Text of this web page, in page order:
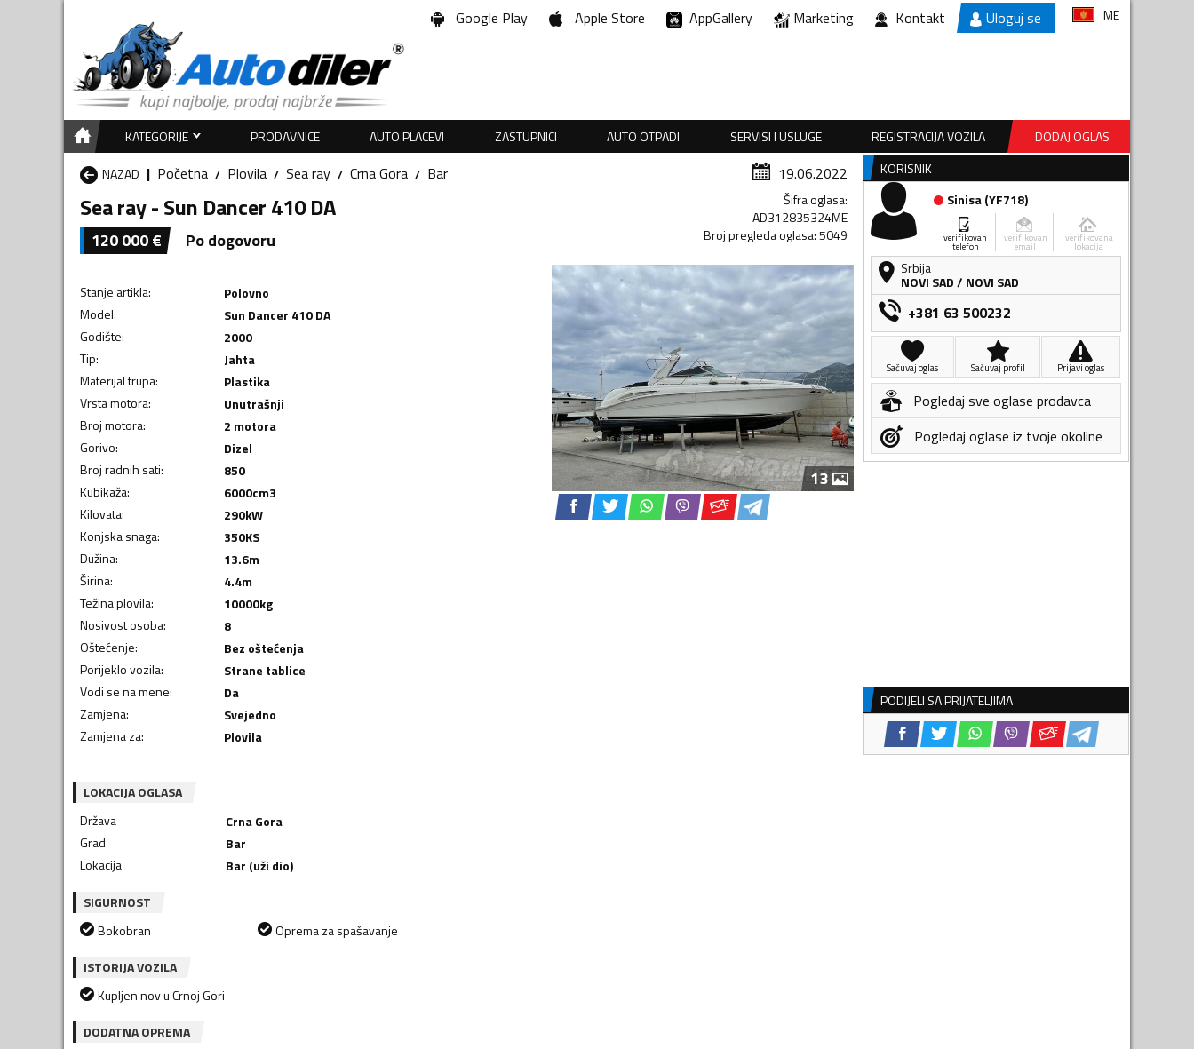
Google Play Apple Store AppGallery Marketing Kontakt Uloguj se ME
KATEGORIJE PRODAVNICE AUTO PLACEVI ZASTUPNICI AUTO OTPADI SERVISI I USLUGE REGISTRACIJA VOZILA
DODAJ OGLAS
NAZAD
Početna Plovila Sea ray Crna Gora Bar 19.06.2022
Sea ray - Sun Dancer 410 DA
120 000€ Po dogovoru
Šifra oglasa:
AD312835324ME
Broj pregleda oglasa:5049
Stanje artikla:
Polovno
Model:
Sun Dancer 410 DA
Godište:
2000
Tip:
Jahta
Materijal trupa:
Plastika
Vrsta motora:
Unutrašnji
Broj motora:
2 motora
Gorivo:
Dizel
Broj radnih sati:
850
Kubikaža: 6000cm3
Kilovata: 290kW
Konjska snaga: 350KS
Dužina: 13.6m
Širina: 4.4m
Težina plovila: 10000kg
Nosivost osoba:
8
Oštećenje:
Bez oštećenja
Porijeklo vozila:
Strane tablice
Vodi se na mene:
Da
Zamjena:
Svejedno
Zamjena za: Plovila
13
LOKACIJA OGLASA
Država
Crna Gora
Grad
Bar
Lokacija
Bar (uži dio)
SIGURNOST
Bokobran
Oprema za spašavanje
ISTORIJA VOZILA
Kupljen nov u Crnoj Gori
DODATNA OPREMA
KORISNIK
Sinisa(YF718)
verifikovan
telefon
verifikovan
email
verifikovana
lokacija
Srbija
NOVI SAD/ NOVI SAD
+381 63 500232
Sačuvaj oglas Sačuvaj profil Prijavi oglas
Pogledaj sve oglase prodavca
Pogledaj oglase iz tvoje okoline
PODIJELI SA PRIJATELJIMA